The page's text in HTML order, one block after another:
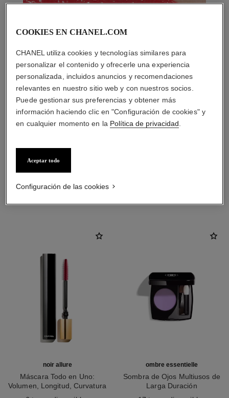
noir allure
Máscara Todo en Uno:
Volumen, Longitud, Curvatura
ombre essentielle
Sombra de Ojos Multiusos de
Larga Duración
COOKIES EN CHANEL.COM
CHANEL utiliza cookies y tecnologías similares para
personalizar el contenido y ofrecerle una experiencia
personalizada, incluidos anuncios y recomendaciones
relevantes en nuestro sitio web y con nuestros socios.
Puede gestionar sus preferencias y obtener más
información haciendo clic en "Configuración de cookies" y
en cualquier momento en la Política de privacidad
Aceptar todo
Configuración de las cookies